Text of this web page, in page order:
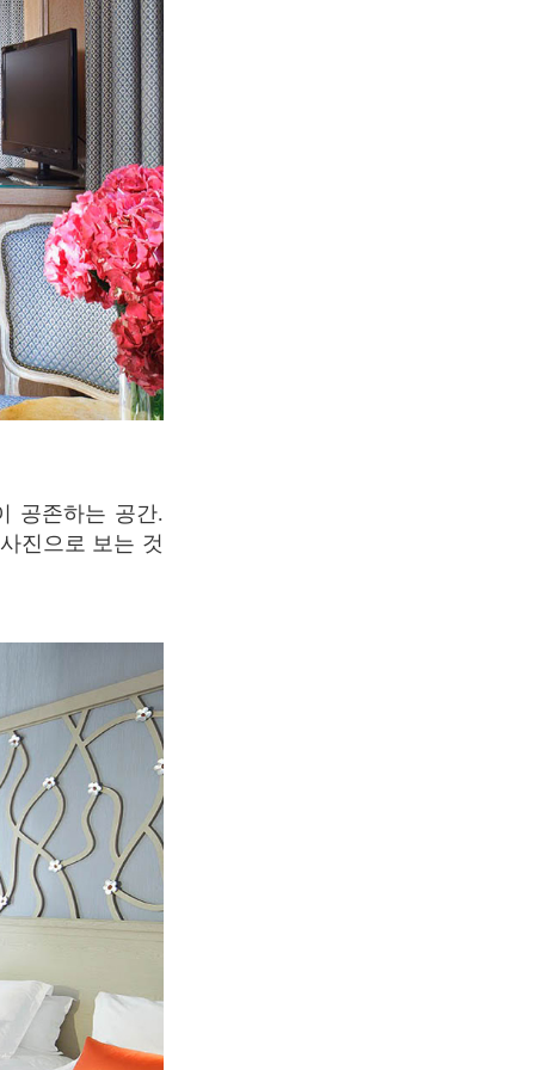
진으로 보는 것